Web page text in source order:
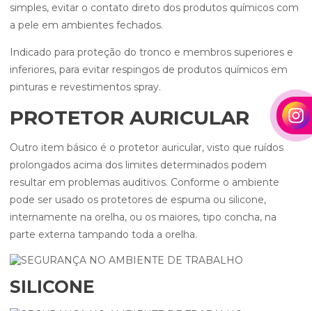
simples, evitar o contato direto dos produtos químicos com
a pele em ambientes fechados.
Indicado para proteção do tronco e membros superiores e
inferiores, para evitar respingos de produtos químicos em
pinturas e revestimentos spray.
PROTETOR AURICULAR
Outro item básico é o protetor auricular, visto que ruídos
prolongados acima dos limites determinados podem
resultar em problemas auditivos. Conforme o ambiente
pode ser usado os protetores de espuma ou silicone,
internamente na orelha, ou os maiores, tipo concha, na
parte externa tampando toda a orelha.
SILICONE